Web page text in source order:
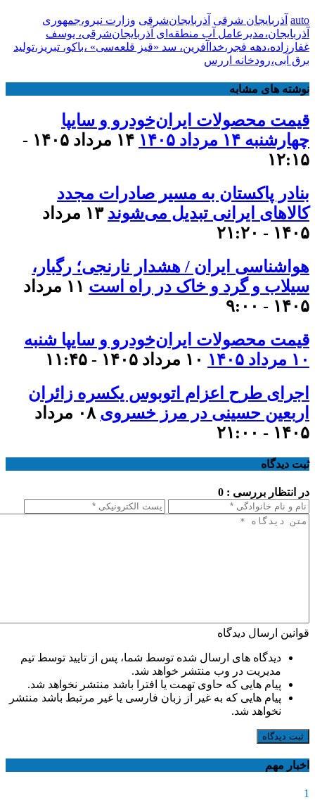
auto آذربایجان شرقی آذربایجان‌شرقی وزارت نیرو،جمهوری
آذربایجان،مدیرعامل آب منطقه‌ای آذربایجان‌شرقی، یوسف
غفارزاده،دهه فجر،خداآفرین، سد «قیز قلعه‌سی» ،باکو، تبریز،تولید
برق آبی،رودخانه اررس
نوشته های مشابه
قیمت محصولات ایران‌خودرو و سایپا
چهارشنبه ۱۴ مرداد ۱۴۰۵
۱۴ مرداد ۱۴۰۵ -
۱۲:۱۵
بنادر پاکستان به مسیر صادرات مجدد
کالاهای ایرانی تبدیل می‌شوند
۱۳ مرداد
۱۴۰۵ - ۲۱:۲۰
هواشناسی ایران / هشدار نارنجی؛ رگبار،
سیلاب و گرد و خاک در راه است
۱۱ مرداد
۱۴۰۵ - ۹:۰۰
قیمت محصولات ایران‌خودرو و سایپا شنبه
۱۰ مرداد ۱۴۰۵
۱۰ مرداد ۱۴۰۵ - ۱۱:۴۵
اجرای طرح اعزام اتوبوس یکسره زائران
اربعین حسینی در مرز خسروی
۰۸ مرداد
۱۴۰۵ - ۲۱:۰۰
ثبت دیدگاه
در انتظار بررسی : 0
قوانین ارسال دیدگاه
دیدگاه های ارسال شده توسط شما، پس از تایید توسط تیم
مدیریت در وب منتشر خواهد شد.
پیام هایی که حاوی تهمت یا افترا باشد منتشر نخواهد شد.
پیام هایی که به غیر از زبان فارسی یا غیر مرتبط باشد منتشر
نخواهد شد.
ثبت دیدگاه
اخبار مهم
1